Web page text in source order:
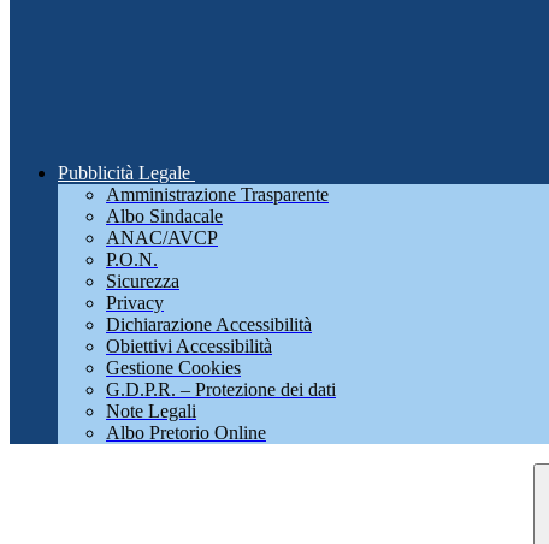
Pubblicità Legale
Amministrazione Trasparente
Albo Sindacale
ANAC/AVCP
P.O.N.
Sicurezza
Privacy
Dichiarazione Accessibilità
Obiettivi Accessibilità
Gestione Cookies
G.D.P.R. – Protezione dei dati
Note Legali
Albo Pretorio Online